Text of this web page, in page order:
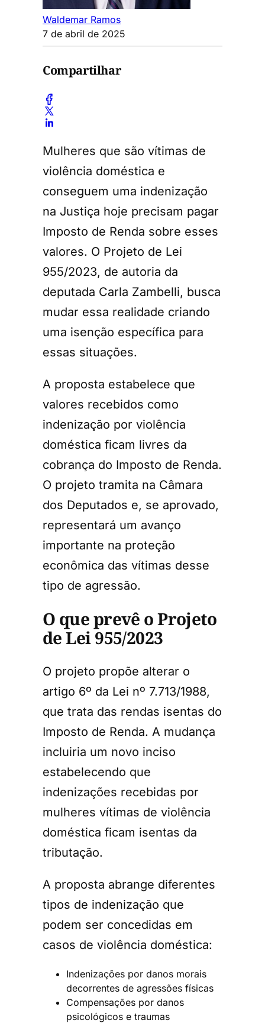
Waldemar Ramos
7 de abril de 2025
Compartilhar
Mulheres que são vítimas de
violência doméstica e
conseguem uma indenização
na Justiça hoje precisam pagar
Imposto de Renda sobre esses
valores. O Projeto de Lei
955/2023, de autoria da
deputada Carla Zambelli, busca
mudar essa realidade criando
uma isenção específica para
essas situações.
A proposta estabelece que
valores recebidos como
indenização por violência
doméstica ficam livres da
cobrança do Imposto de Renda.
O projeto tramita na Câmara
dos Deputados e, se aprovado,
representará um avanço
importante na proteção
econômica das vítimas desse
tipo de agressão.
O que prevê o Projeto
de Lei 955/2023
O projeto propõe alterar o
artigo 6º da Lei nº 7.713/1988,
que trata das rendas isentas do
Imposto de Renda. A mudança
incluiria um novo inciso
estabelecendo que
indenizações recebidas por
mulheres vítimas de violência
doméstica ficam isentas da
tributação.
A proposta abrange diferentes
tipos de indenização que
podem ser concedidas em
casos de violência doméstica:
Indenizações por danos morais
decorrentes de agressões físicas
Compensações por danos
psicológicos e traumas